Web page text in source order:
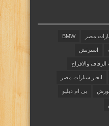
مصر BMW
استرتش
الزفاف والافراح
ايجار سيارات مصر
بى ام دبليو